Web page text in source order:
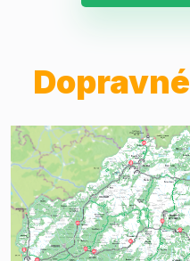
Dopravné